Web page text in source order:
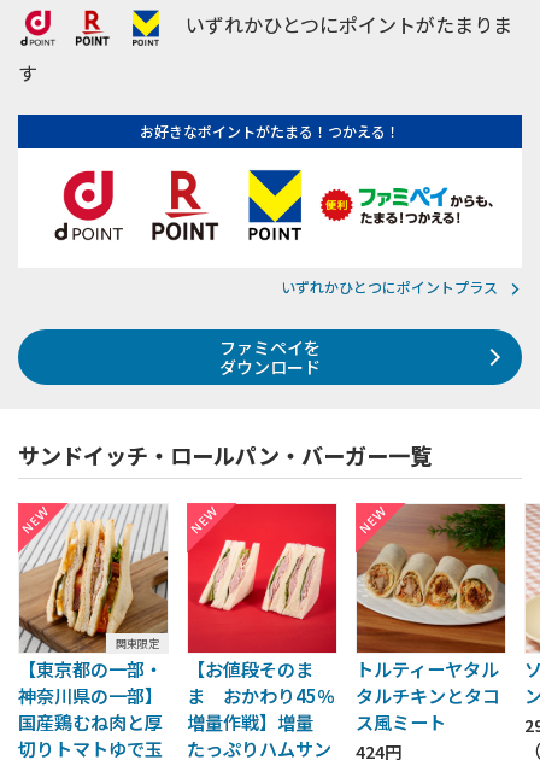
いずれかひとつにポイントがたまりま
す
お好きなポイントがたまる！つかえる！
いずれかひとつにポイントプラス
ファミペイを
ダウンロード
サンドイッチ・ロールパン・バーガー一覧
関東限定
【東京都の一部・
神奈川県の一部】
国産鶏むね肉と厚
切りトマトゆで玉
【お値段そのま
ま おかわり45％
増量作戦】増量
たっぷりハムサン
トルティーヤタル
タルチキンとタコ
ス風ミート
424円